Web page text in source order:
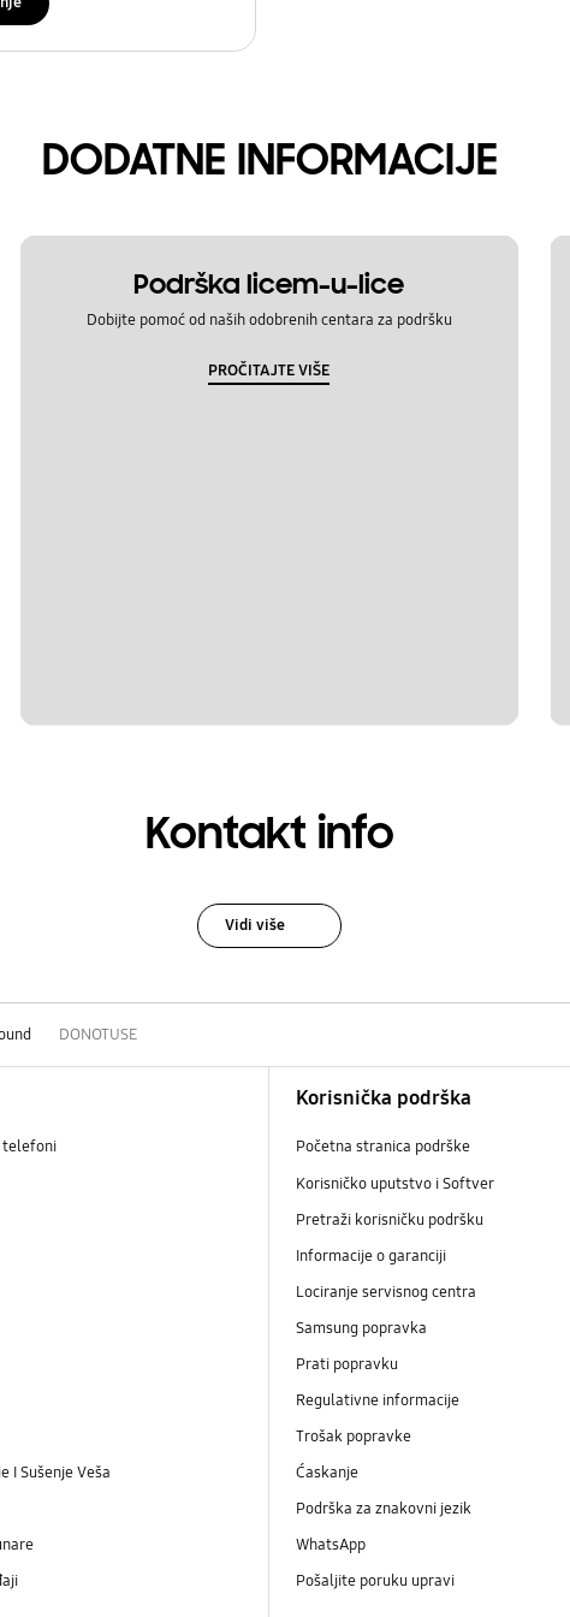
DODATNE INFORMACIJE
Podrška licem-u-lice
Dobijte pomoć od naših odobrenih centara za podršku
PROČITAJTE VIŠE
Kontakt info
Vidi više
DONOTUSE
telefoni
I Sušenje Veša
Korisnička podrška
Početna stranica podrške
Korisničko uputstvo i Softver
Pretraži korisničku podršku
Informacije o garanciji
Lociranje servisnog centra
Samsung popravka
Prati popravku
Regulativne informacije
Trošak popravke
Ćaskanje
Podrška za znakovni jezik
WhatsApp
Pošaljite poruku upravi